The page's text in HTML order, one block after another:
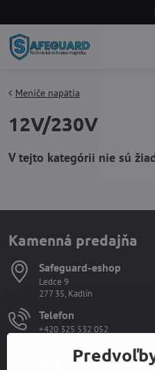
Meniče napätia
12V/230V
Kamenná predajňa
Safeguard-eshop
Ledce 9
277 35, Kadlín
Telefon
+420 325 532 052